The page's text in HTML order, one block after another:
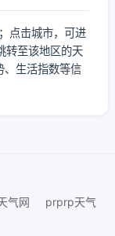
点击城市，可进
转至该地区的天
、生活指数等信
气网
prprp天气